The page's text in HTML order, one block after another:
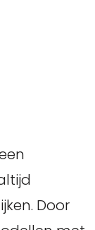
Door